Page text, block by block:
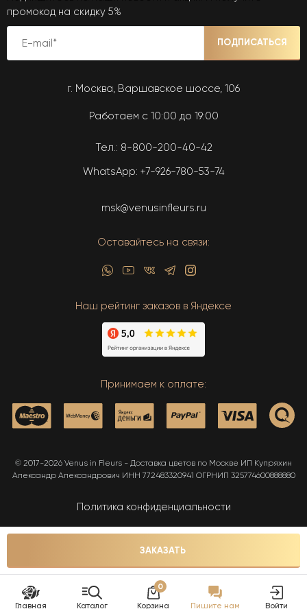
ЗАКАЗАТЬ
промокод на скидку 5%
ПОДПИСАТЬСЯ
г. Москва, Варшавское шоссе, 106
Работаем с 10:00 до 19:00
Тел.: 8-800-200-40-42
WhatsApp: +7-926-780-53-74
msk@venusinfleurs.ru
Оставайтесь на связи:
Наш рейтинг заказов в Яндексе
Принимаем к оплате:
© 2017-2026 Venus in Fleurs - Доставка цветов по Москве ИП Купряхин
Александр Александрович ИНН 772483320941 ОГРНИП 325774600888880
Политика конфиденциальности
Карта сайта
Главная Каталог
0
Корзина
Пишите нам Войти